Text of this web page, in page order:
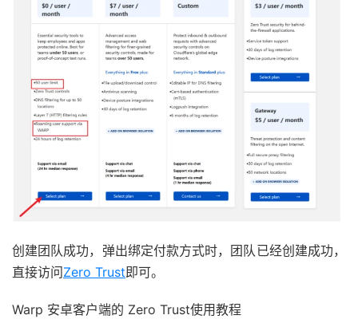
创建团队成功，弹出绑定付款方式时，团队已经创建成功，
直接访问Zero Trust即可。
Warp 安卓客户端的 Zero Trust使用教程